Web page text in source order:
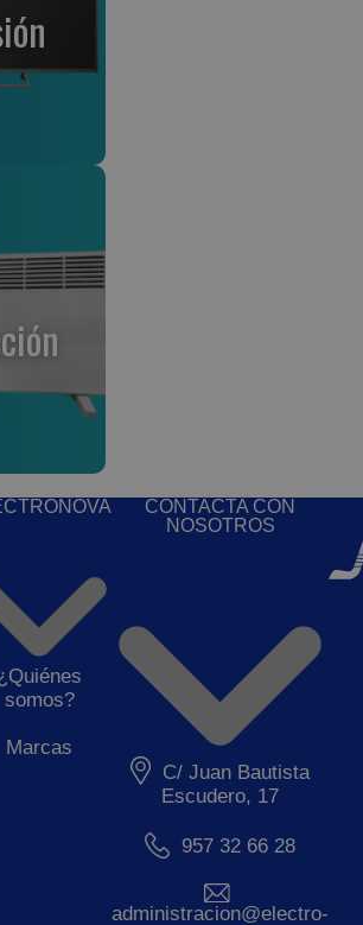
somos?
Marcas
CONTACTA CON
NOSOTROS
C/ Juan Bautista
Escudero, 17
957 32 66 28
administracion@electro-